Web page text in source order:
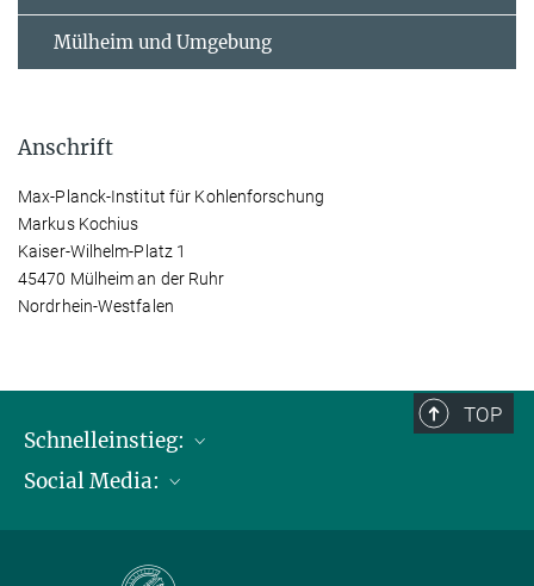
Mülheim und Umgebung
Anschrift
Max-Planck-Institut für Kohlenforschung
Markus Kochius
Kaiser-Wilhelm-Platz 1
45470 Mülheim an der Ruhr
Nordrhein-Westfalen
TOP
Schnelleinstieg:
Publikationen
Kontakt und Anfahrtsbeschreibung
Social Media: